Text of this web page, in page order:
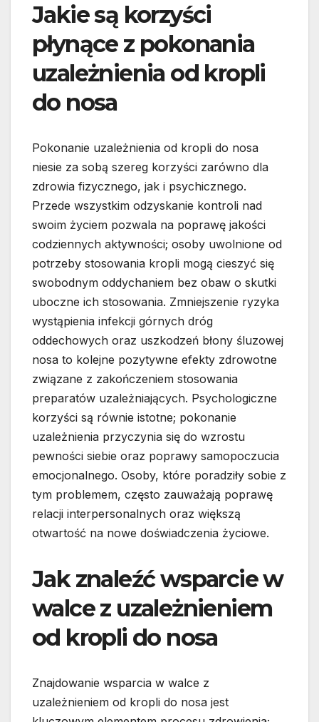
Jakie są korzyści
płynące z pokonania
uzależnienia od kropli
do nosa
Pokonanie uzależnienia od kropli do nosa
niesie za sobą szereg korzyści zarówno dla
zdrowia fizycznego, jak i psychicznego.
Przede wszystkim odzyskanie kontroli nad
swoim życiem pozwala na poprawę jakości
codziennych aktywności; osoby uwolnione od
potrzeby stosowania kropli mogą cieszyć się
swobodnym oddychaniem bez obaw o skutki
uboczne ich stosowania. Zmniejszenie ryzyka
wystąpienia infekcji górnych dróg
oddechowych oraz uszkodzeń błony śluzowej
nosa to kolejne pozytywne efekty zdrowotne
związane z zakończeniem stosowania
preparatów uzależniających. Psychologiczne
korzyści są równie istotne; pokonanie
uzależnienia przyczynia się do wzrostu
pewności siebie oraz poprawy samopoczucia
emocjonalnego. Osoby, które poradziły sobie z
tym problemem, często zauważają poprawę
relacji interpersonalnych oraz większą
otwartość na nowe doświadczenia życiowe.
Jak znaleźć wsparcie w
walce z uzależnieniem
od kropli do nosa
Znajdowanie wsparcia w walce z
uzależnieniem od kropli do nosa jest